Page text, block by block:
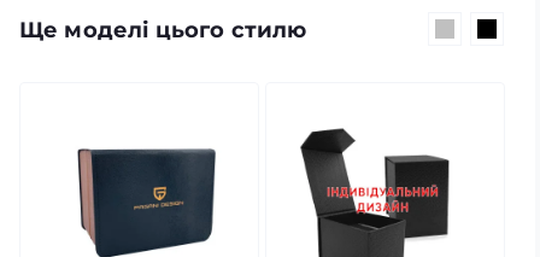
Ще моделі цього стилю